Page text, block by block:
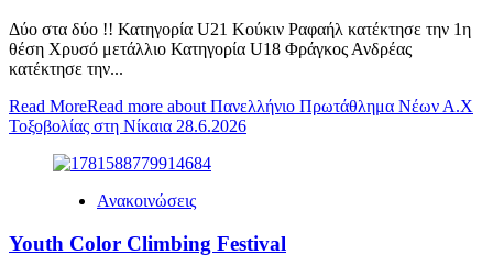
Δύο στα δύο !! Κατηγορία U21 Κούκιν Ραφαήλ κατέκτησε την 1η
θέση Χρυσό μετάλλιο Κατηγορία U18 Φράγκος Ανδρέας
κατέκτησε την...
Read MoreRead more about Πανελλήνιο Πρωτάθλημα Νέων Α.Χ
Τοξοβολίας στη Νίκαια 28.6.2026
Ανακοινώσεις
Youth Color Climbing Festival